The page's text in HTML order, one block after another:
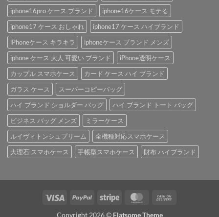
iphone16pro ケース ブランド
iphone16ケース モテる
iphone17 ケース おしゃれ
iphone17 ケース ハイブランド
iPhoneケース キラキラ
iphoneケース ブランド メンズ
iphone ケース 大人 可愛い ブランド
iPhone透明ケース
カップル スマホケース
カード ケース ハイ ブランド
ガラス ケース
スーパーコピーバッグ
ハイ ブランド ショルダー バッグ
ハイ ブランド トート バッグ
ビジネス バッグ メンズ
ミラーケース
ルイヴィトンシュプリーム
全機種対応スマホケース
大理石 スマホケース
手帳型スマホケース 財布 ハイブランド
Visa PayPal Stripe MasterCard
Copyright 2026 © Flatsome Theme